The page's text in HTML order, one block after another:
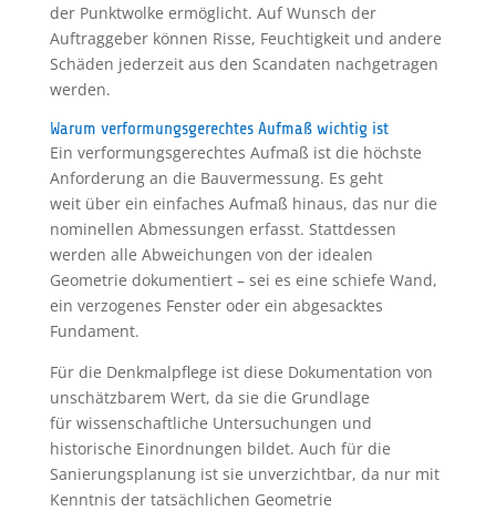
der Punktwolke ermöglicht. Auf Wunsch der
Auftraggeber können Risse, Feuchtigkeit und andere
Schäden jederzeit aus den Scandaten nachgetragen
werden.
Warum verformungsgerechtes Aufmaß wichtig ist
Ein verformungsgerechtes Aufmaß ist die höchste
Anforderung an die Bauvermessung. Es geht
weit über ein einfaches Aufmaß hinaus, das nur die
nominellen Abmessungen erfasst. Stattdessen
werden alle Abweichungen von der idealen
Geometrie dokumentiert – sei es eine schiefe Wand,
ein verzogenes Fenster oder ein abgesacktes
Fundament.
Für die Denkmalpflege ist diese Dokumentation von
unschätzbarem Wert, da sie die Grundlage
für wissenschaftliche Untersuchungen und
historische Einordnungen bildet. Auch für die
Sanierungsplanung ist sie unverzichtbar, da nur mit
Kenntnis der tatsächlichen Geometrie